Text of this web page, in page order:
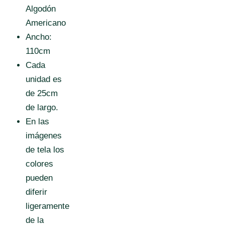
Algodón
Americano
Ancho:
110cm
Cada
unidad es
de 25cm
de largo.
En las
imágenes
de tela los
colores
pueden
diferir
ligeramente
de la